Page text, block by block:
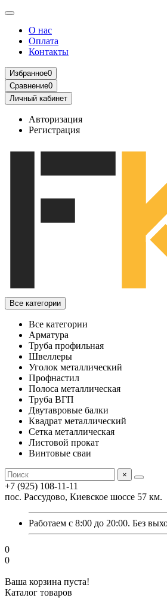
О нас
Оплата
Контакты
Избранное0
Сравнение0
Личный кабинет
Авторизация
Регистрация
Все категории
Все категории
Арматура
Труба профильная
Швеллеры
Уголок металлический
Профнастил
Полоса металлическая
Труба ВГП
Двутавровые балки
Квадрат металлический
Сетка металлическая
Листовой прокат
Винтовые сваи
×
+7 (925) 108-11-11
пос. Рассудово, Киевское шоссе 57 км.
Работаем с 8:00 до 20:00. Без
0
0
Ваша корзина пуста!
Каталог товаров